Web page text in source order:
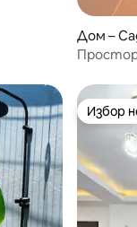
Дом –
Избор
Избор